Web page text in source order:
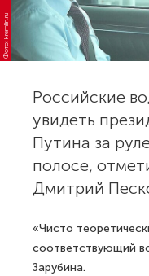
Фото: kremlin.ru
Российские
увидеть
Путина за
полосе,
Дмитрий
«Чисто
соответствующий
Зарубина.